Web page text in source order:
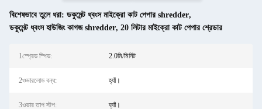
বিশেষভাবে তুলে ধরা: ডকুমেন্ট ধ্বংস মাইক্রো কাট পেপার shredder,
ডকুমেন্ট ধ্বংস হাউজিং কাগজ shredder, 20 লিটার মাইক্রো কাট পেপার শ্রেডার
1স্প্রেড স্পিড: 2.0মি/মিনিট
2ওভারলোড বন্ধ: হ্যাঁ।
3ওভার তাপ স্টপ: হ্যাঁ।